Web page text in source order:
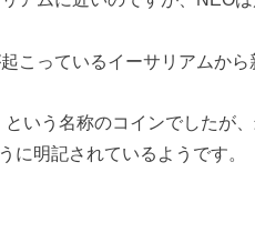
こっているイーサリアムか
という名称のコインでしたが
に明記されているようです。